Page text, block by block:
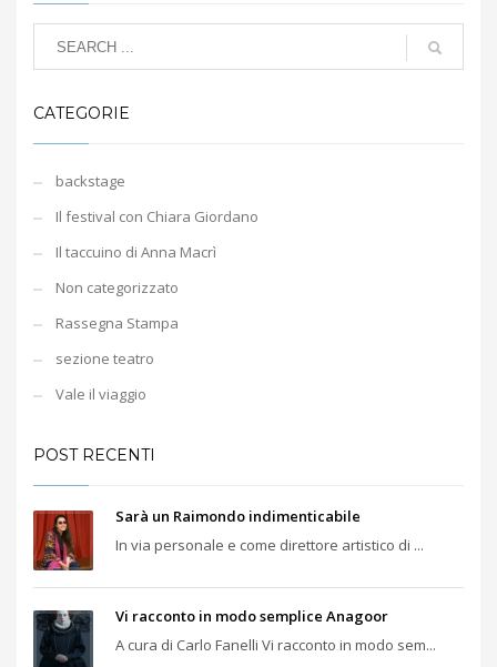
CATEGORIE
backstage
Il festival con Chiara Giordano
Il taccuino di Anna Macrì
Non categorizzato
Rassegna Stampa
sezione teatro
Vale il viaggio
POST RECENTI
Sarà un Raimondo indimenticabile
In via personale e come direttore artistico di ...
Vi racconto in modo semplice Anagoor
A cura di Carlo Fanelli Vi racconto in modo sem...